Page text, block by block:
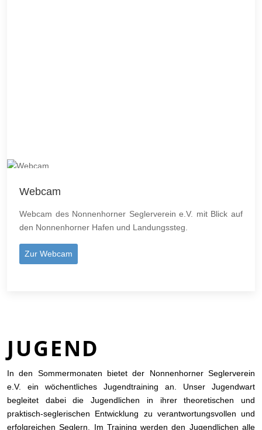
Webcam
Webcam des Nonnenhorner Seglerverein e.V. mit Blick auf
den Nonnenhorner Hafen und Landungssteg.
Zur Webcam
JUGEND
In den Sommermonaten bietet der Nonnenhorner Seglerverein
e.V. ein wöchentliches Jugendtraining an. Unser Jugendwart
begleitet dabei die Jugendlichen in ihrer theoretischen und
praktisch-seglerischen Entwicklung zu verantwortungsvollen und
erfolgreichen Seglern. Im Training werden den Jugendlichen alle